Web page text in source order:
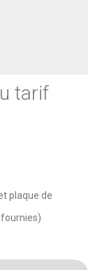
tarif
plaque de
fournies)